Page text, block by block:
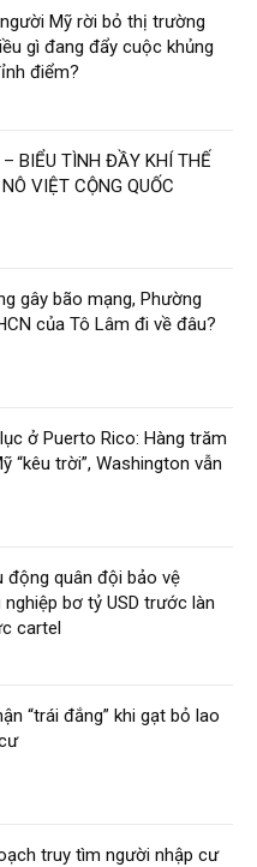
Mỹ rời bỏ thị trường
gì đang đẩy cuộc khủng
điểm?
BIỂU TÌNH ĐẦY KHÍ THẾ
VIỆT CỘNG QUỐC
gây bão mạng, Phường
của Tô Lâm đi về đâu?
ở Puerto Rico: Hàng trăm
“kêu trời”, Washington vẫn
động quân đội bảo vệ
bơ tỷ USD trước làn
cartel
“trái đắng” khi gạt bỏ lao
truy tìm người nhập cư